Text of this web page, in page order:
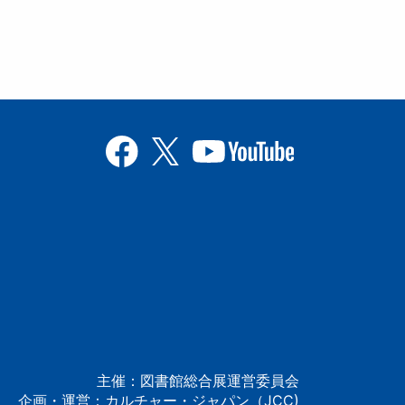
主催：図書館総合展運営委員会
企画・運営：カルチャー・ジャパン（JCC)